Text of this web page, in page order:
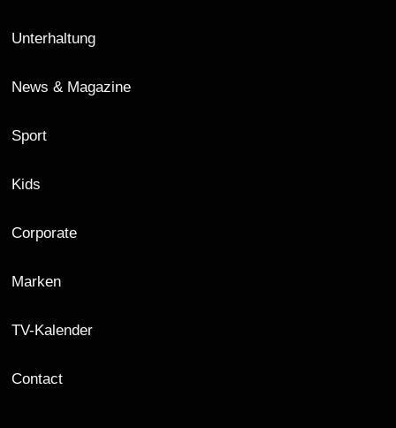
Unterhaltung
News & Magazine
Sport
Kids
Corporate
Marken
TV-Kalender
Contact